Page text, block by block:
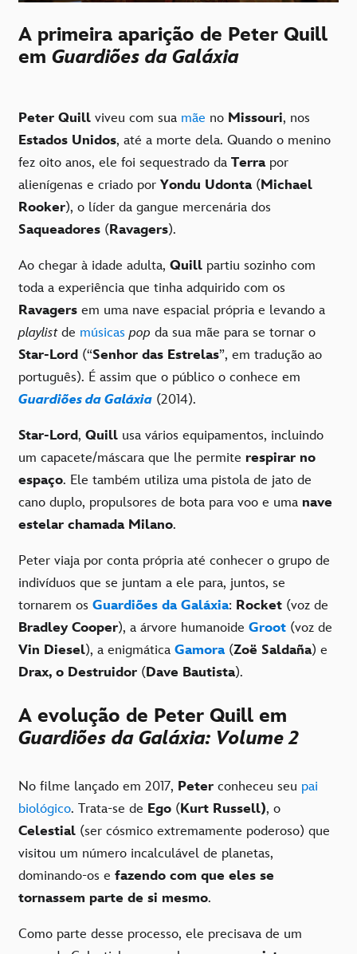
A primeira aparição de Peter Quill
em Guardiões da Galáxia
Peter Quill viveu com sua mãe no Missouri, nos
Estados Unidos, até a morte dela. Quando o menino
fez oito anos, ele foi sequestrado da Terra por
alienígenas e criado por Yondu Udonta(Michael
Rooker), o líder da gangue mercenária dos
Saqueadores (Ravagers).
Ao chegar à idade adulta, Quill partiu sozinho com
toda a experiência que tinha adquirido com os
Ravagers em uma nave espacial própria e levando a
playlistde músicas pop da sua mãe para se tornar o
Star-Lord (“Senhor das Estrelas”, em tradução ao
português). É assim que o público o conhece em
Guardiões da Galáxia (2014).
Star-Lord, Quill usa vários equipamentos, incluindo
um capacete/máscara que lhe permite respirar no
espaço. Ele também utiliza uma pistola de jato de
cano duplo, propulsores de bota para voo e uma nave
estelar chamada Milano.
Peter viaja por conta própria até conhecer o grupo de
indivíduos que se juntam a ele para, juntos, se
tornarem os Guardiões da Galáxia: Rocket (voz de
Bradley Cooper), a árvore humanoide Groot (voz de
Vin Diesel), a enigmática Gamora(Zoë Saldaña) e
Drax, o Destruidor (Dave Bautista).
A evolução de Peter Quill em
Guardiões da Galáxia: Volume 2
No filme lançado em 2017, Peter conheceu seu pai
biológico. Trata-se de Ego (Kurt Russell), o
Celestial (ser cósmico extremamente poderoso) que
visitou um número incalculável de planetas,
dominando-os e fazendo com que eles se
tornassem parte de si mesmo.
Como parte desse processo, ele precisava de um